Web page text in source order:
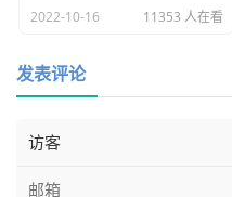
交互即可。
以上就是istio相关的介绍，
层基础设施层面，所以的研
了。
2022-10-16 11353 人在看
发表评论